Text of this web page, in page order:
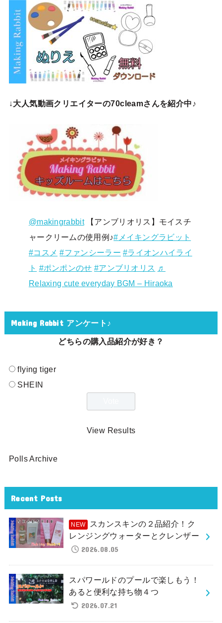
↓大人気動画クリエイターの70cleamさんを紹介中♪
@makingrabbit【アンブリオリス】モイスチ
ャークリームの使用例♪#メイキングラビット
#コスメ #ファンシーラー #ライオンハイライ
ト #ポンポンのせ #アンブリオリス ♬
Relaxing cute everyday BGM – Hiraoka
Making Rabbit アンケート♪
どちらの購入品紹介が好き？
flying tiger
SHEIN
View Results
Polls Archive
Recent Posts
スカンスキンの２品紹介！ク
レンジングウォーターとクレンザー
2026.08.05
スパワールドのプールで楽しもう！
あると便利な持ち物４つ
2026.07.21